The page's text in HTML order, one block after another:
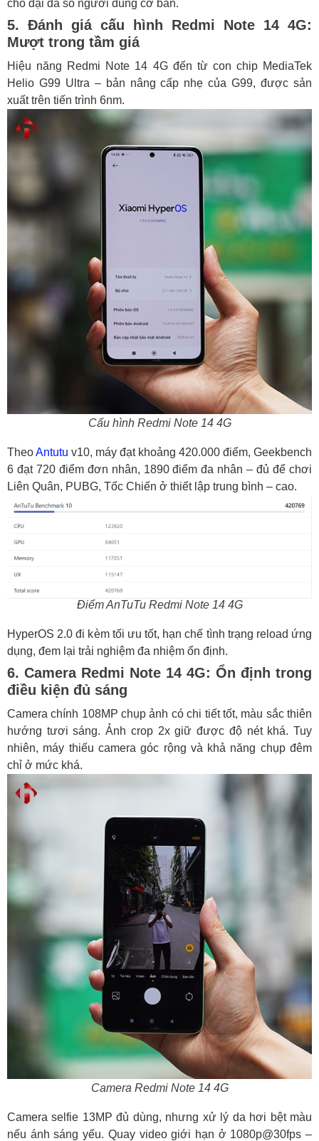
cho đại đa số người dùng cơ bản.
5. Đánh giá cấu hình Redmi Note 14 4G:
Mượt trong tầm giá
Hiệu năng Redmi Note 14 4G đến từ con chip MediaTek
Helio G99 Ultra – bản nâng cấp nhẹ của G99, được sản
xuất trên tiến trình 6nm.
Cấu hình Redmi Note 14 4G
TheoAntutu v10, máy đạt khoảng 420.000 điểm, Geekbench
6 đạt 720 điểm đơn nhân, 1890 điểm đa nhân – đủ để chơi
Liên Quân, PUBG, Tốc Chiến ở thiết lập trung bình – cao.
Điểm AnTuTu Redmi Note 14 4G
HyperOS 2.0 đi kèm tối ưu tốt, hạn chế tình trạng reload ứng
dụng, đem lại trải nghiệm đa nhiệm ổn định.
6. Camera Redmi Note 14 4G: Ổn định trong
điều kiện đủ sáng
Camera chính 108MP chụp ảnh có chi tiết tốt, màu sắc thiên
hướng tươi sáng. Ảnh crop 2x giữ được độ nét khá. Tuy
nhiên, máy thiếu camera góc rộng và khả năng chụp đêm
chỉ ở mức khá.
Camera Redmi Note 14 4G
Camera selfie 13MP đủ dùng, nhưng xử lý da hơi bệt màu
nếu ánh sáng yếu. Quay video giới hạn ở 1080p@30fps –